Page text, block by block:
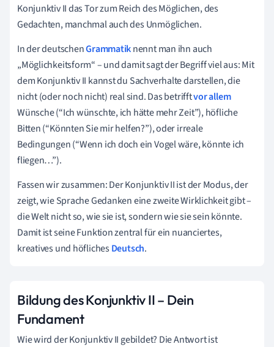
Konjunktiv II das Tor zum Reich des Möglichen, des
Gedachten, manchmal auch des Unmöglichen.
In der deutschenGrammatiknennt man ihn auch
„Möglichkeitsform“ – und damit sagt der Begriff viel aus: Mit
dem Konjunktiv II kannst du Sachverhalte darstellen, die
nicht (oder noch nicht) real sind. Das betrifftvor allem
Wünsche (“Ich wünschte, ich hätte mehr Zeit”), höfliche
Bitten (“Könnten Sie mir helfen?”), oder irreale
Bedingungen (“Wenn ich doch ein Vogel wäre, könnte ich
fliegen…”).
Fassen wir zusammen: Der Konjunktiv II ist der Modus, der
zeigt, wie Sprache Gedanken eine zweite Wirklichkeit gibt –
die Welt nicht so, wie sie ist, sondern wie sie sein könnte.
Damit ist seine Funktion zentral für ein nuanciertes,
kreatives und höflichesDeutsch.
Bildung des Konjunktiv II – Dein
Fundament
Wie wird der Konjunktiv II gebildet? Die Antwort ist